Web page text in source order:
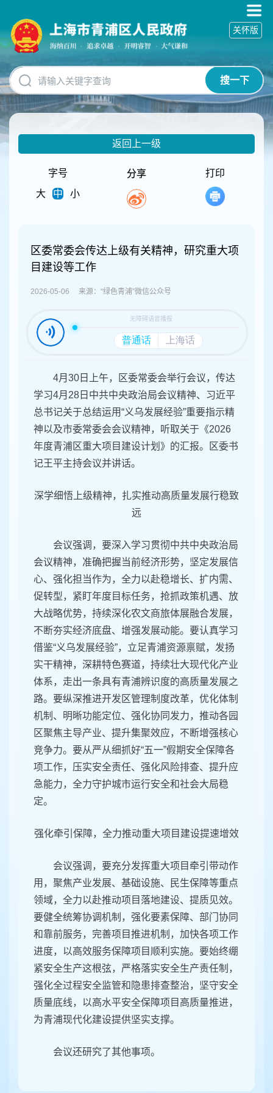
碍
操
明
跳
转
到
网
搜一下
关怀版
返回上一级
字号
大
中 小
分享 打印
区委常委会传达上级有关精神，研究重大项
目建设等工作
2026-05-06 来源：“绿色青浦”微信公众号
4月30日上午，区委常委会举行会议，传达
学习4月28日中共中央政治局会议精神、习近平
总书记关于总结运用“义乌发展经验”重要指示精
神以及市委常委会会议精神，听取关于《2026
年度青浦区重大项目建设计划》的汇报。区委书
记王平主持会议并讲话。
深学细悟上级精神，扎实推动高质量发展行稳致
远
会议强调，要深入学习贯彻中共中央政治局
会议精神，准确把握当前经济形势，坚定发展信
心、强化担当作为，全力以赴稳增长、扩内需、
促转型，紧盯年度目标任务，抢抓政策机遇、放
大战略优势，持续深化农文商旅体展融合发展，
不断夯实经济底盘、增强发展动能。要认真学习
借鉴“义乌发展经验”，立足青浦资源禀赋，发扬
实干精神，深耕特色赛道，持续壮大现代化产业
体系，走出一条具有青浦辨识度的高质量发展之
路。要纵深推进开发区管理制度改革，优化体制
机制、明晰功能定位、强化协同发力，推动各园
区聚焦主导产业、提升集聚效应，不断增强核心
竞争力。要从严从细抓好“五一”假期安全保障各
项工作，压实安全责任、强化风险排查、提升应
急能力，全力守护城市运行安全和社会大局稳
定。
强化牵引保障，全力推动重大项目建设提速增效
会议强调，要充分发挥重大项目牵引带动作
用，聚焦产业发展、基础设施、民生保障等重点
领域，全力以赴推动项目落地建设、提质见效。
要健全统筹协调机制，强化要素保障、部门协同
和靠前服务，完善项目推进机制，加快各项工作
进度，以高效服务保障项目顺利实施。要始终绷
紧安全生产这根弦，严格落实安全生产责任制，
强化全过程安全监管和隐患排查整治，坚守安全
质量底线，以高水平安全保障项目高质量推进，
为青浦现代化建设提供坚实支撑。
会议还研究了其他事项。